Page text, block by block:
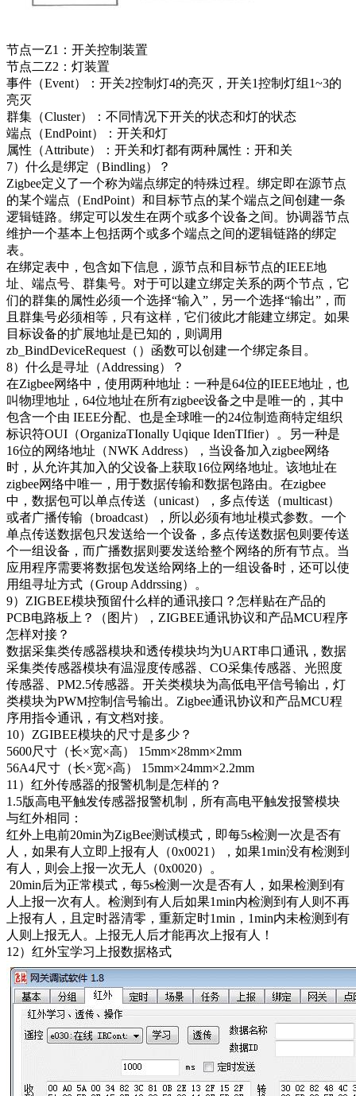
节点一Z1：开关控制装置
节点二Z2：灯装置
事件（Event）：开关2控制灯4的亮灭，开关1控制灯组1~3的
亮灭
群集（Cluster）：不同情况下开关的状态和灯的状态
端点（EndPoint）：开关和灯
属性（Attribute）：开关和灯都有两种属性：开和关
7）什么是绑定（Bindling）？
Zigbee定义了一个称为端点绑定的特殊过程。绑定即在源节点
的某个端点（EndPoint）和目标节点的某个端点之间创建一条
逻辑链路。绑定可以发生在两个或多个设备之间。协调器节点
维护一个基本上包括两个或多个端点之间的逻辑链路的绑定
表。
在绑定表中，包含如下信息，源节点和目标节点的IEEE地
址、端点号、群集号。对于可以建立绑定关系的两个节点，它
们的群集的属性必须一个选择“输入”，另一个选择“输出”，而
且群集号必须相等，只有这样，它们彼此才能建立绑定。如果
目标设备的扩展地址是已知的，则调用
zb_BindDeviceRequest（）函数可以创建一个绑定条目。
8）什么是寻址（Addressing）？
在Zigbee网络中，使用两种地址：一种是64位的IEEE地址，也
叫物理地址，64位地址在所有zigbee设备之中是唯一的，其中
包含一个由 IEEE分配、也是全球唯一的24位制造商特定组织
标识符OUI（OrganizaTIonally Uqique IdenTIfier）。另一种是
16位的网络地址（NWK Address），当设备加入zigbee网络
时，从允许其加入的父设备上获取16位网络地址。该地址在
zigbee网络中唯一，用于数据传输和数据包路由。在zigbee
中，数据包可以单点传送（unicast），多点传送（multicast）
或者广播传输（broadcast），所以必须有地址模式参数。一个
单点传送数据包只发送给一个设备，多点传送数据包则要传送
个一组设备，而广播数据则要发送给整个网络的所有节点。当
应用程序需要将数据包发送给网络上的一组设备时，还可以使
用组寻址方式（Group Addrssing）。
9）ZIGBEE模块预留什么样的通讯接口？怎样贴在产品的
PCB电路板上？（图片），ZIGBEE通讯协议和产品MCU程序
怎样对接？
数据采集类传感器模块和透传模块均为UART串口通讯，数据
采集类传感器模块有温湿度传感器、CO采集传感器、光照度
传感器、PM2.5传感器。开关类模块为高低电平信号输出，灯
类模块为PWM控制信号输出。Zigbee通讯协议和产品MCU程
序用指令通讯，有文档对接。
10）ZGIBEE模块的尺寸是多少？
5600尺寸（长×宽×高） 15mm×28mm×2mm
56A4尺寸（长×宽×高） 15mm×24mm×2.2mm
11）红外传感器的报警机制是怎样的？
1.5版高电平触发传感器报警机制，所有高电平触发报警模块
与红外相同：
红外上电前20min为ZigBee测试模式，即每5s检测一次是否有
人，如果有人立即上报有人（0x0021），如果1min没有检测到
有人，则会上报一次无人（0x0020）。
20min后为正常模式，每5s检测一次是否有人，如果检测到有
人上报一次有人。检测到有人后如果1min内检测到有人则不再
上报有人，且定时器清零，重新定时1min，1min内未检测到有
人则上报无人。上报无人后才能再次上报有人！
12）红外宝学习上报数据格式